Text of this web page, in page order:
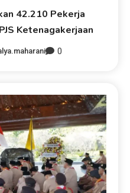
42.210 Pekerja
Ketenagakerjaan
0